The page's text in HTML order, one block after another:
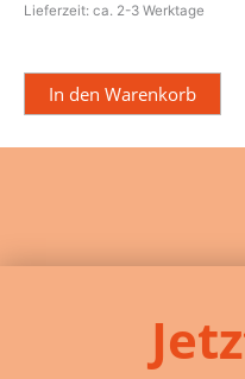
Lieferzeit: ca. 2-3 Werktage
In den Warenkorb